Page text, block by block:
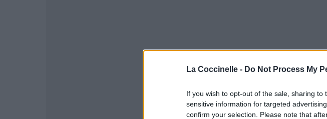
La Coccinelle - Do Not Process My
If you wish to opt-out of the sale, sharing
sensitive information for targeted
confirm your selection. Please note that